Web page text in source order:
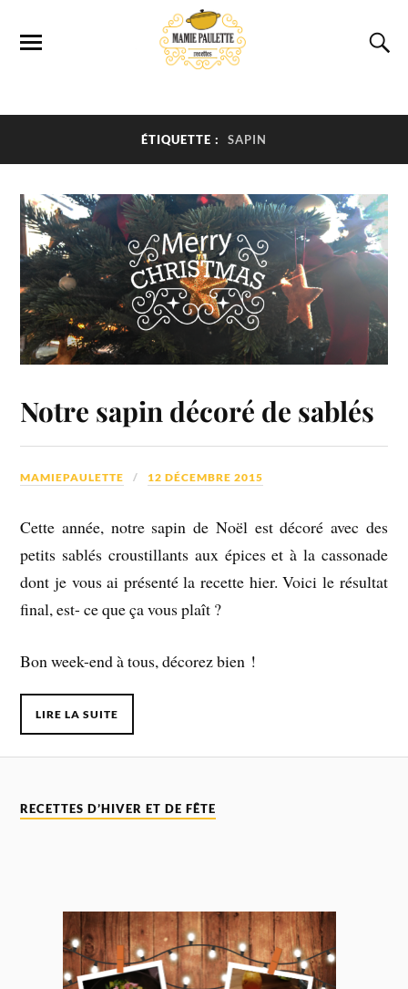
ÉTIQUETTE : SAPIN
Notre sapin décoré de sablés
MAMIEPAULETTE 12 DÉCEMBRE 2015
Cette année, notre sapin de Noël est décoré avec des
petits sablés croustillants aux épices et à la cassonade
dont je vous ai présenté la recette hier. Voici le résultat
final, est- ce que ça vous plaît ?
Bon week-end à tous, décorez bien !
LIRE LA SUITE
RECETTES D’HIVER ET DE FÊTE